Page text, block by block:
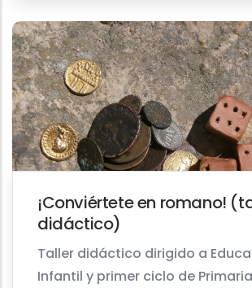
¡Conviértete en romano!
didáctico)
Taller didáctico dirigido a
Infantil y primer ciclo de